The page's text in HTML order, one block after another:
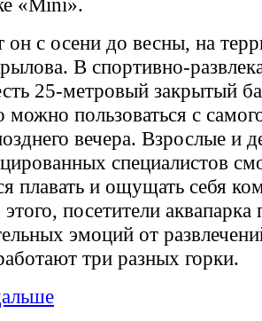
он с осени до весны, на
В спортивно-
25-метровый закрытый
можно пользоваться с
вечера. Взрослые и
специалистов
плавать и ощущать себя
посетители аквапарка
эмоций от
три разных горки.